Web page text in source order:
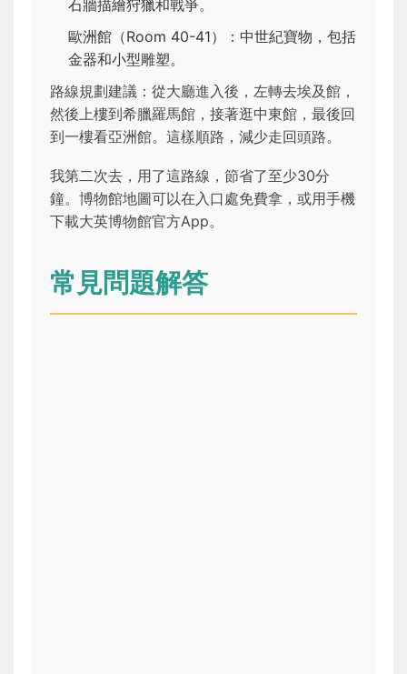
石牆描繪狩獵和戰爭。
歐洲館（Room 40-41）：中世紀寶物，包括
金器和小型雕塑。
路線規劃建議：從大廳進入後，左轉去埃及館，
然後上樓到希臘羅馬館，接著逛中東館，最後回
到一樓看亞洲館。這樣順路，減少走回頭路。
我第二次去，用了這路線，節省了至少30分
鐘。博物館地圖可以在入口處免費拿，或用手機
下載大英博物館官方App。
常見問題解答